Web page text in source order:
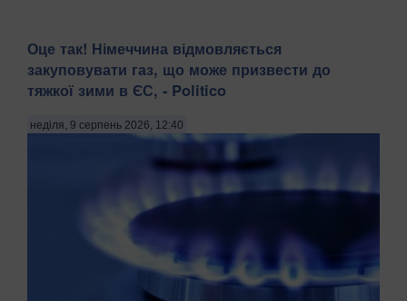
Оце так! Німеччина відмовляється
закуповувати газ, що може призвести до
тяжкої зими в ЄС, - Politico
неділя, 9 серпень 2026, 12:40